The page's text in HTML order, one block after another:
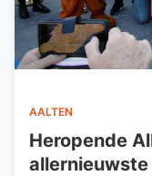
AALTEN
Heropende
allernieuwste